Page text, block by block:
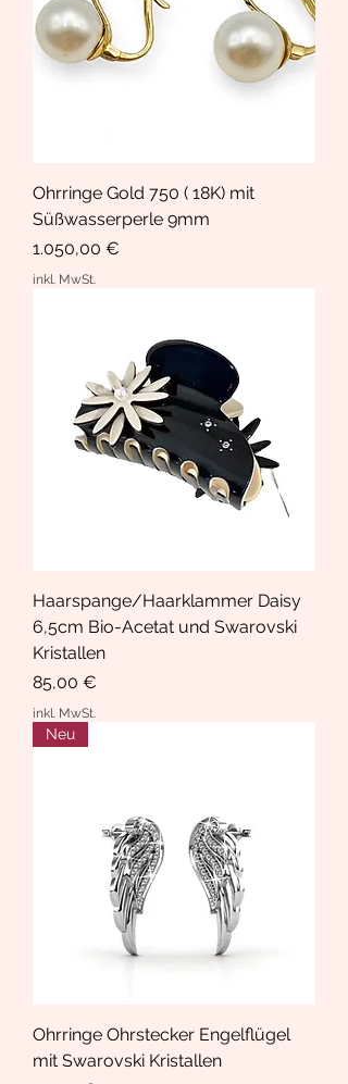
Ohrringe Gold 750 ( 18K) mit
Süßwasserperle 9mm
Preis
1.050,00 €
inkl. MwSt.
Haarspange/Haarklammer Daisy
6,5cm Bio-Acetat und Swarovski
Kristallen
Preis
85,00 €
inkl. MwSt.
Neu
Ohrringe Ohrstecker Engelflügel
mit Swarovski Kristallen